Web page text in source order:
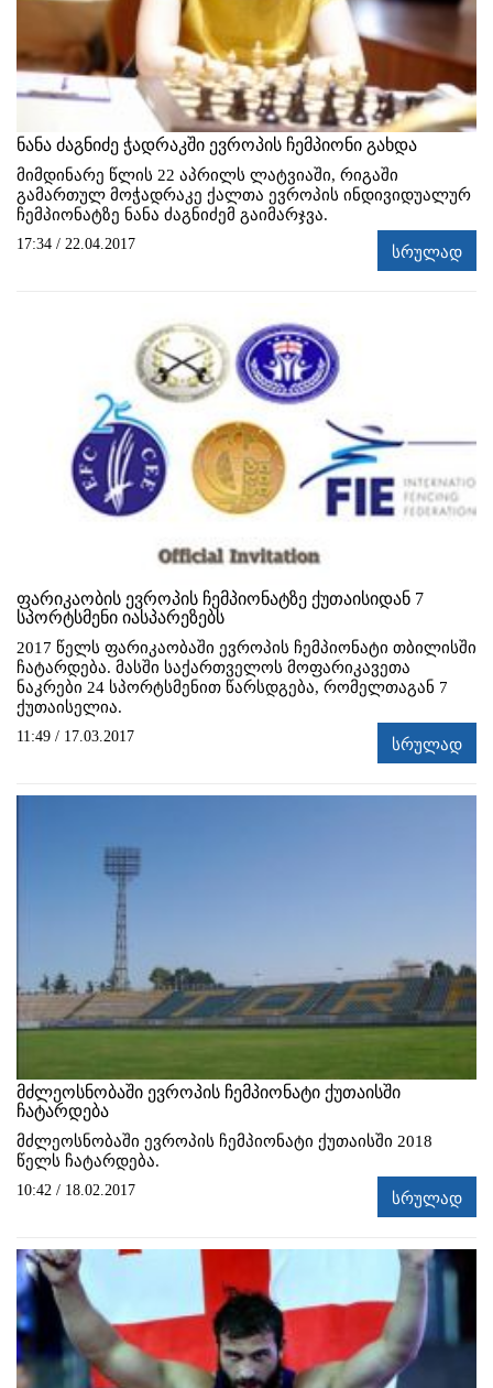
ნანა ძაგნიძე ჭადრაკში ევროპის ჩემპიონი გახდა
მიმდინარე წლის 22 აპრილს ლატვიაში, რიგაში
გამართულ მოჭადრაკე ქალთა ევროპის ინდივიდუალურ
ჩემპიონატზე ნანა ძაგნიძემ გაიმარჯვა.
17:34 / 22.04.2017 სრულად
ფარიკაობის ევროპის ჩემპიონატზე ქუთაისიდან 7
სპორტსმენი იასპარეზებს
2017 წელს ფარიკაობაში ევროპის ჩემპიონატი თბილისში
ჩატარდება. მასში საქართველოს მოფარიკავეთა
ნაკრები 24 სპორტსმენით წარსდგება, რომელთაგან 7
ქუთაისელია.
11:49 / 17.03.2017 სრულად
მძლეოსნობაში ევროპის ჩემპიონატი ქუთაისში
ჩატარდება
მძლეოსნობაში ევროპის ჩემპიონატი ქუთაისში 2018
წელს ჩატარდება.
10:42 / 18.02.2017 სრულად